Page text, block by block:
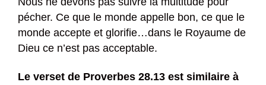
pécher. Ce que le monde appelle bon, ce que le
monde accepte et glorifie…dans le Royaume de
Dieu ce n’est pas acceptable.
Le verset de Proverbes 28.13 est similaire à